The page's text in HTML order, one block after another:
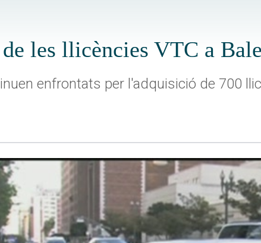
les llicències VTC a
enfrontats per l'adquisició de 700